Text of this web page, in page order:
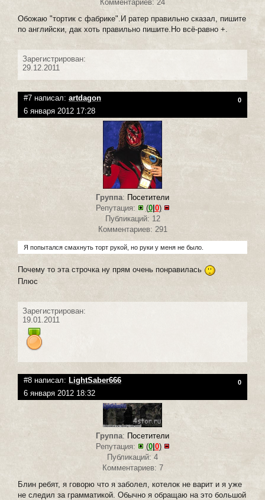
Комментариев: 24
Обожаю "тортик с фабрике".И ратер правильно сказал, пишите
по английски, дак хоть правильно пишите.Но всё-равно +.
Зарегистрирован:
29.12.2011
#7 написал: artdagon 0
6 января 2012 17:28
Группа: Посетители
Репутация:
(0|0)
Публикаций: 12
Комментариев: 291
Я попытался смахнуть торт рукой, но руки у меня не было.
Почему то эта строчка ну прям очень понравилась
Плюс
Зарегистрирован:
19.01.2011
#8 написал: LightSaber666 0
6 января 2012 18:32
Группа: Посетители
Репутация:
(0|0)
Публикаций: 4
Комментариев: 7
Блин ребят, я говорю что я заболел, котелок не варит и я уже
не следил за грамматикой. Обычно я обращаю на это большой